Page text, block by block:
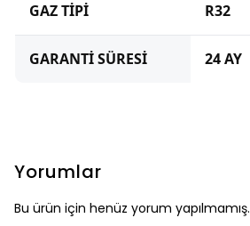
GAZ TİPİ R32
GARANTİ SÜRESİ 24 AY
Yorumlar
Bu ürün için henüz yorum yapılmamış.